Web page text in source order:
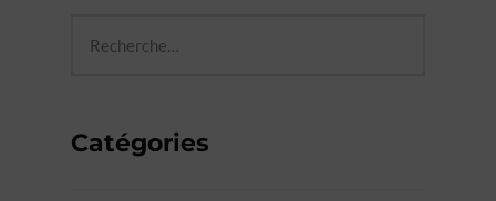
Catégories